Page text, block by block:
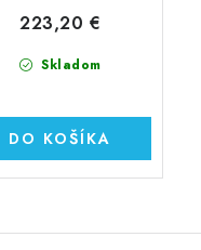
Skladom
223,20 €
DO KOŠÍKA